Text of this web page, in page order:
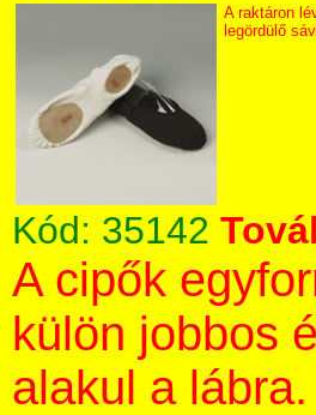
A raktáron
legördülő
Kód: 35142
A cipők
külön jobbos
alakul a lábra.